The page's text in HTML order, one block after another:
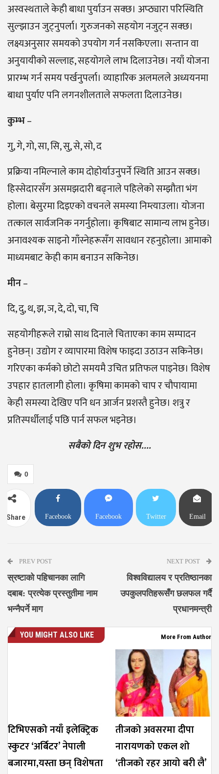
अस्वस्थताले केही बाधा पुर्याउन सक्छ। अप्ठ्यारा परिस्थिति
सुल्झाउन जुट्नुपर्ला। गुरुजनको सहयोग नजुट्न सक्छ।
लक्ष्यअनुसार समयकाे उपयोग गर्न नसकिएला। सन्तान वा
अनुयायीको सल्लाह, सहयोगले लाभ दिलाउनेछ। नयाँ योजना
प्रारम्भ गर्न समय पर्खनुपर्ला। व्याहारिक अलमलले अध्ययनमा
बाधा पुर्याए पनि लगनशीलताले सफलता दिलाउनेछ।
कुम्भ–
गु, गे, गो, सा, सि, सु, से, सो, द
प्रक्रिया नमिल्नाले काम दोहोर्याउनुपर्ने स्थिति आउन सक्छ।
हिस्सेदारसँग असमझदारी बढ्नाले पहिलेको सम्झौता भंग
होला। बेसुरमा दिइएको वचनले समस्या निम्त्याउला। योजना
तत्काल सार्वजनिक नगर्नुहोला। कृषिबाट सामान्य लाभ हुनेछ।
अनावश्यक साइनो गाँस्नेहरूसँग सावधान रहनुहोला। आमाको
माध्यमबाट केही काम बनाउन सकिनेछ।
मीन–
दि, दु, थ, झ, ञ, दे, दो, चा, चि
सहयोगीहरूले राम्रो साथ दिनाले चिताएका काम सम्पादन
हुनेछन्। उद्योग र व्यापारमा विशेष फाइदा उठाउन सकिनेछ।
गरिएका कर्मको छोटो समयमै उचित प्रतिफल पाइनेछ। विशेष
उपहार हातलागी होला। कृषिमा कामको चाप र चौपायामा
केही समस्या देखिए पनि धन आर्जन प्रशस्तै हुनेछ। शत्रु र
प्रतिस्पर्धीलाई पछि पार्न सफल भइनेछ।
सबैको दिन शुभ रहोस….
0
Share Facebook Facebook Twitter Email
PREV POST
स्रष्टाको पहिचानका लागि
दबाब: प्रत्येक प्रस्तुतीमा नाम
भन्नैपर्ने माग
NEXT POST
विश्वविद्यालय र प्रतिष्ठानका
उपकुलपतिहरूसँग छलफल गर्दै
प्रधानमन्त्री
YOU MIGHT ALSO LIKE More From Author
टिभिएसको नयाँ इलेक्ट्रिक
स्कुटर ‘अर्बिटर’ नेपाली
बजारमा,यस्ता छन् विशेषता
तीजको अवसरमा दीपा
नारायणको एकल शो
‘तीजको रहर आयो बरी लै’